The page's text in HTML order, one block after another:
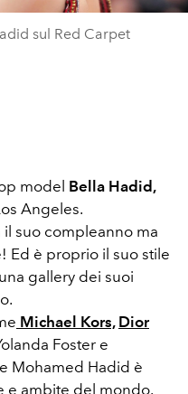
sul Red Carpet
model Bella Hadid,
Angeles.
suo compleanno ma
Ed è proprio il suo stile
gallery dei suoi
Michael Kors, Dior
Foster e
Mohamed Hadid è
e ambite del mondo.